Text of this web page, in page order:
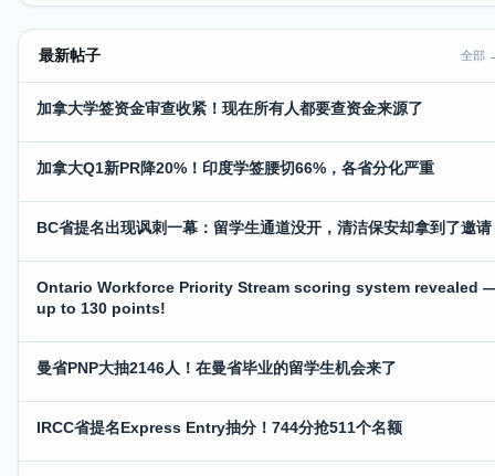
最新帖子 全部
加拿大学签资金审查收紧！现在所有人都要查资金来源了
加拿大Q1新PR降20%！印度学签腰切66%，各省分化严重
BC省提名出现讽刺一幕：留学生通道没开，清洁保安却拿到了邀请
Ontario Workforce Priority Stream scoring system revealed
up to 130 points!
曼省PNP大抽2146人！在曼省毕业的留学生机会来了
IRCC省提名Express Entry抽分！744分抢511个名额